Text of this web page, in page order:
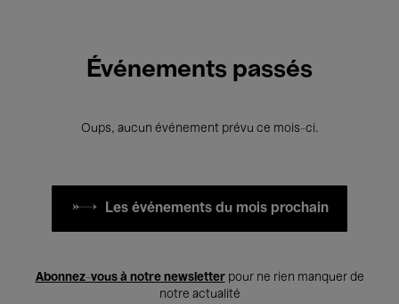
Événements passés
Oups, aucun événement prévu ce mois-ci.
Les événements du mois prochain
Abonnez-vous à notre newsletterpour ne rien manquer de
notre actualité